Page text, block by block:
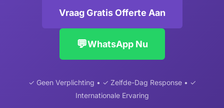
Vraag Gratis Offerte Aan
💬WhatsApp Nu
✓ Geen Verplichting • ✓ Zelfde-Dag Response • ✓
Internationale Ervaring